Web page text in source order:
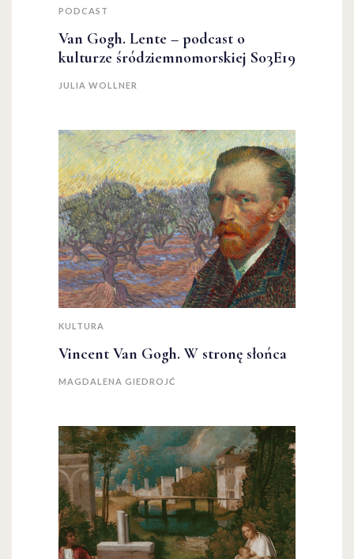
PODCAST
Van Gogh. Lente – podcast o
kulturze śródziemnomorskiej S03E19
JULIA WOLLNER
KULTURA
Vincent Van Gogh. W stronę słońca
MAGDALENA GIEDROJĆ